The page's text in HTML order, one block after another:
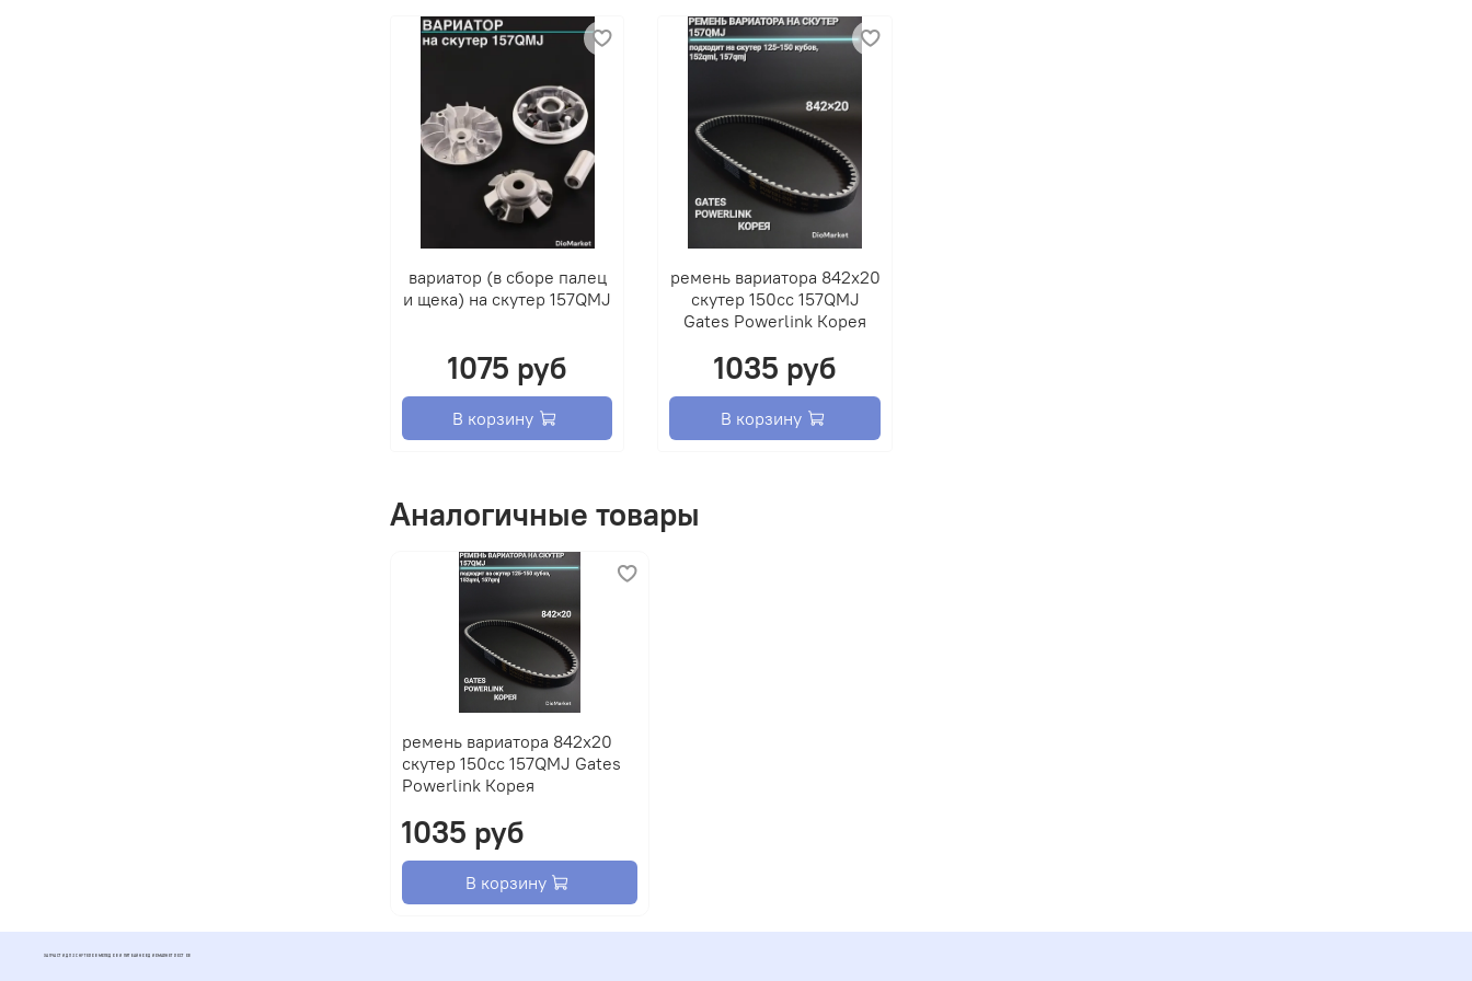
вариатор (в сборе палец
и щека) на скутер 157QMJ
1075 руб
В корзину
ремень вариатора 842х20
скутер 150сс 157QMJ
Gates Powerlink Корея
1035 руб
В корзину
Аналогичные товары
ремень вариатора 842х20
скутер 150сс 157QMJ Gates
Powerlink Корея
1035 руб
В корзину
ЗАПЧАСТИ ДЛЯ СКУТЕРОВ МОПЕДОВ И ПИТБАЙКОВ ДИОМАРКЕТ РОСТОВ